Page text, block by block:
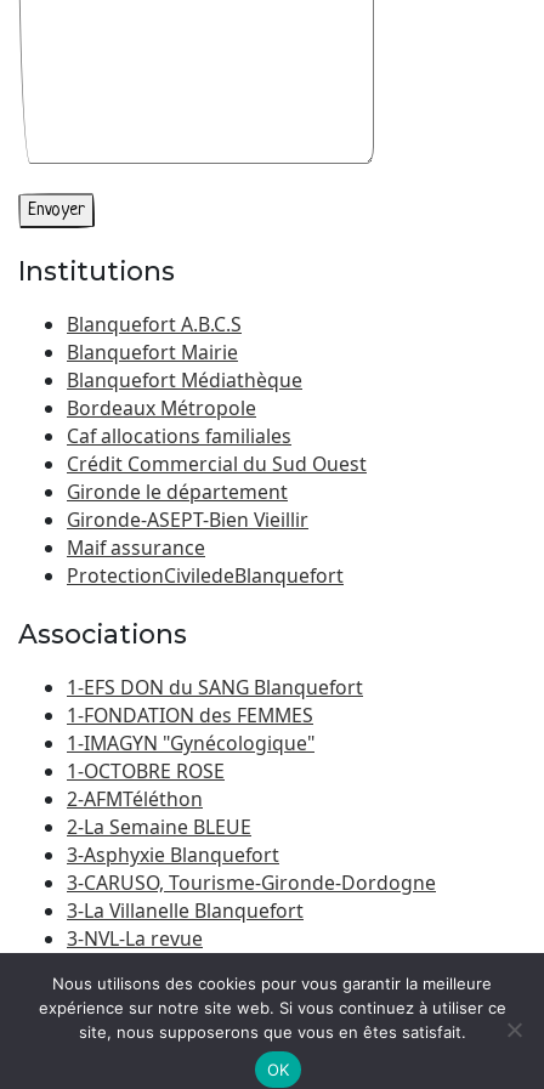
Institutions
Blanquefort A.B.C.S
Blanquefort Mairie
Blanquefort Médiathèque
Bordeaux Métropole
Caf allocations familiales
Crédit Commercial du Sud Ouest
Gironde le département
Gironde-ASEPT-Bien Vieillir
Maif assurance
ProtectionCiviledeBlanquefort
Associations
1-EFS DON du SANG Blanquefort
1-FONDATION des FEMMES
1-IMAGYN "Gynécologique"
1-OCTOBRE ROSE
2-AFMTéléthon
2-La Semaine BLEUE
3-Asphyxie Blanquefort
3-CARUSO, Tourisme-Gironde-Dordogne
3-La Villanelle Blanquefort
3-NVL-La revue
© 2026Amicale Laïque Blanquefort-Caychac |Bootstrap
Nous utilisons des cookies pour vous garantir la meilleure
expérience sur notre site web. Si vous continuez à utiliser ce
site, nous supposerons que vous en êtes satisfait.
OK